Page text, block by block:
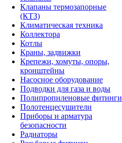
Клапаны термозапорные
(КТЗ)
Климатическая техника
Коллектора
Котлы
Краны, задвижки
Крепежи, хомуты, опоры,
кронштейны
Насосное оборудование
Подводки для газа и воды
Полипропиленовые фитинги
Полотенцесушители
Приборы и арматура
безопасности
Радиаторы